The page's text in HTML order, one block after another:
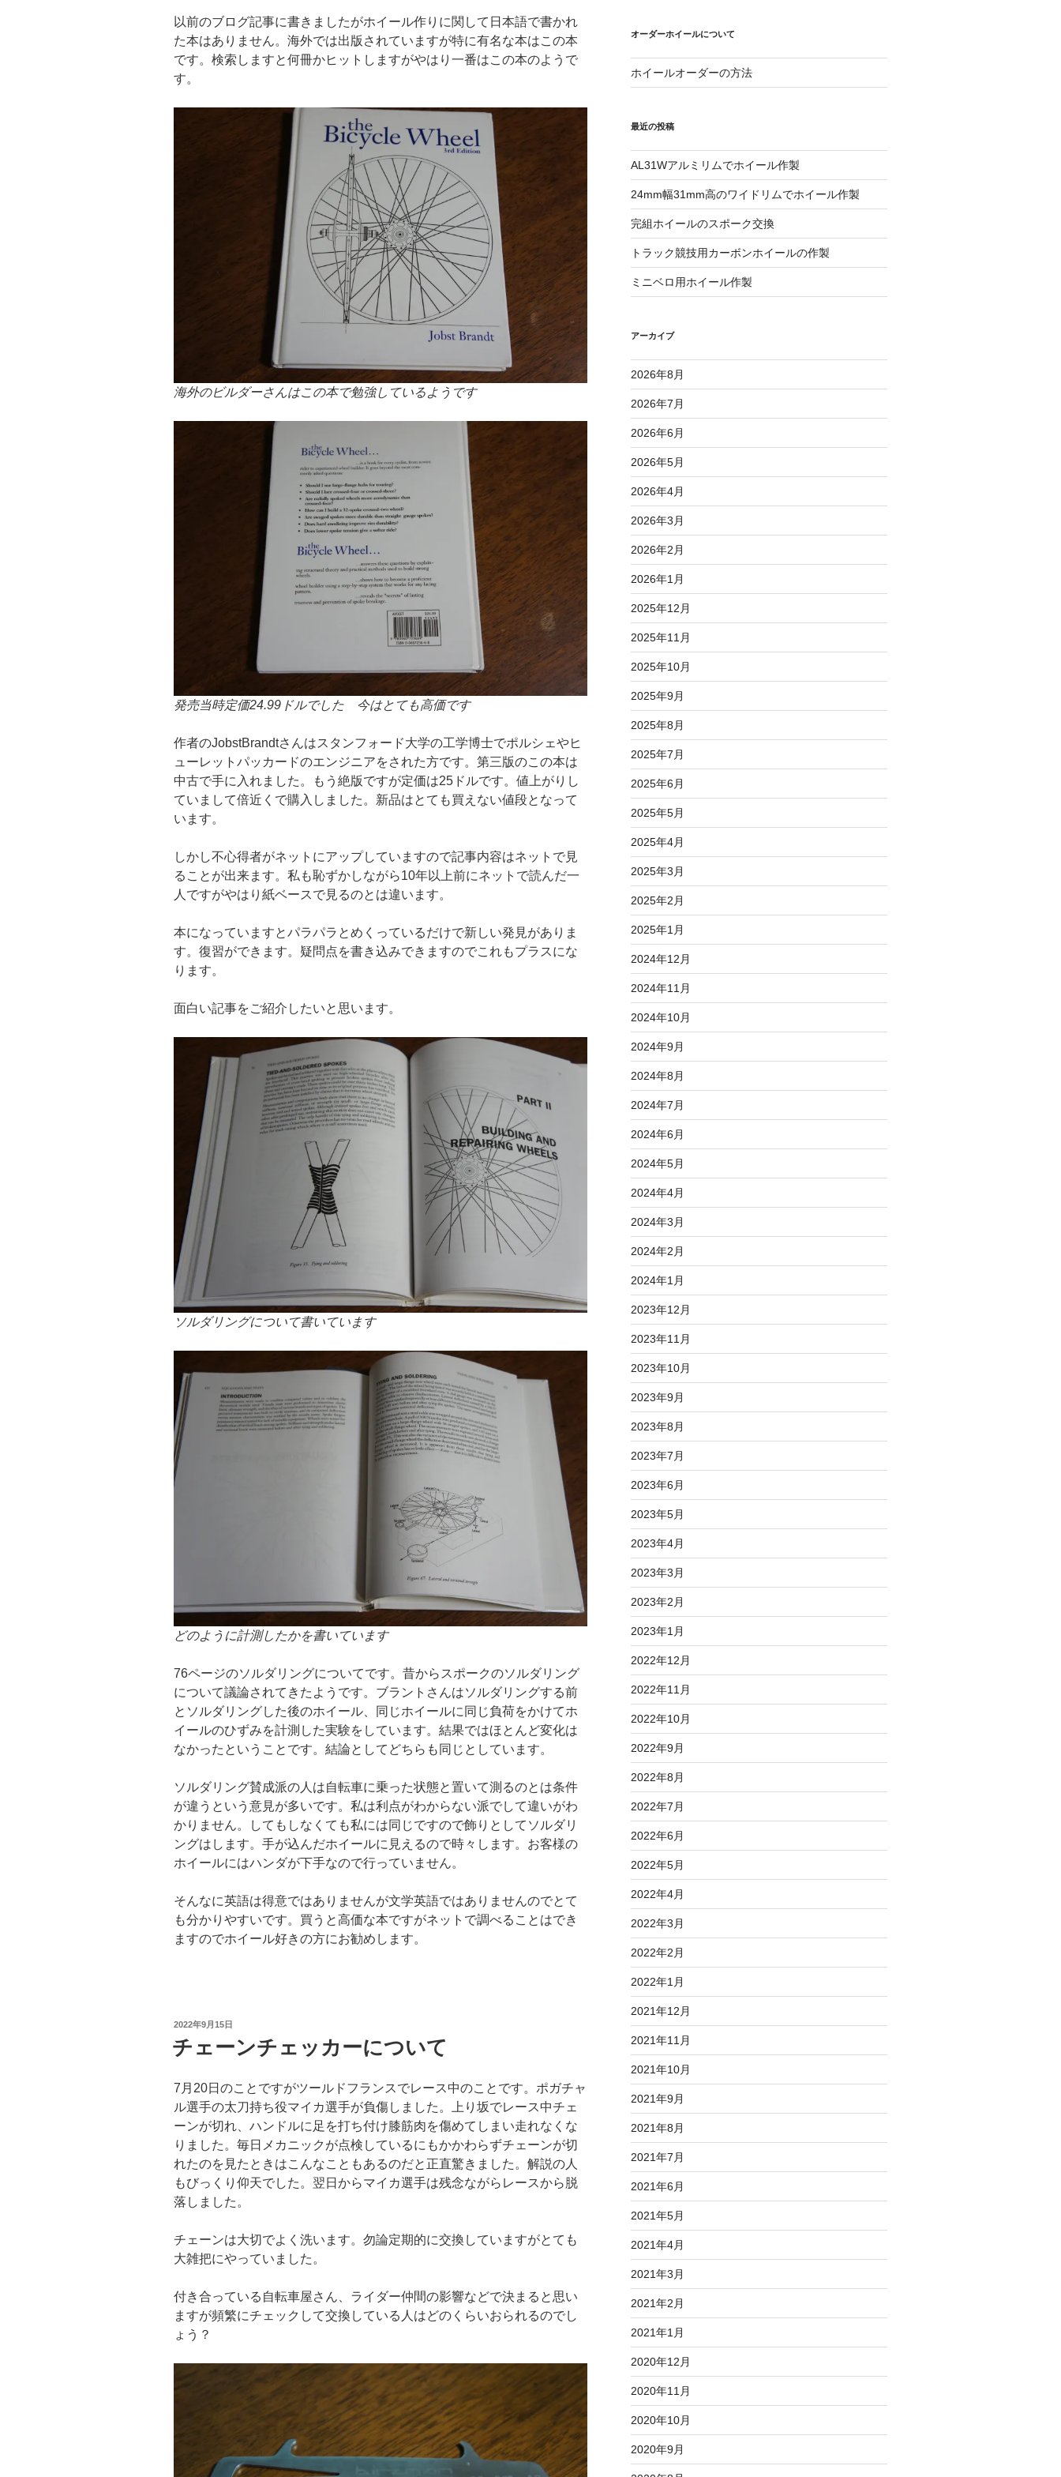
以前のブログ記事に書きましたがホイール作りに関して日本語で書かれ
た本はありません。海外では出版されていますが特に有名な本はこの本
です。検索しますと何冊かヒットしますがやはり一番はこの本のようで
す。
海外のビルダーさんはこの本で勉強しているようです
発売当時定価24.99ドルでした 今はとても高価です
作者のJobstBrandtさんはスタンフォード大学の工学博士でポルシェやヒ
ューレットパッカードのエンジニアをされた方です。第三版のこの本は
中古で手に入れました。もう絶版ですが定価は25ドルです。値上がりし
ていまして倍近くで購入しました。新品はとても買えない値段となって
います。
しかし不心得者がネットにアップしていますので記事内容はネットで見
ることが出来ます。私も恥ずかしながら10年以上前にネットで読んだ一
人ですがやはり紙ベースで見るのとは違います。
本になっていますとパラパラとめくっているだけで新しい発見がありま
す。復習ができます。疑問点を書き込みできますのでこれもプラスにな
ります。
面白い記事をご紹介したいと思います。
ソルダリングについて書いています
どのように計測したかを書いています
76ページのソルダリングについてです。昔からスポークのソルダリング
について議論されてきたようです。ブラントさんはソルダリングする前
とソルダリングした後のホイール、同じホイールに同じ負荷をかけてホ
イールのひずみを計測した実験をしています。結果ではほとんど変化は
なかったということです。結論としてどちらも同じとしています。
ソルダリング賛成派の人は自転車に乗った状態と置いて測るのとは条件
が違うという意見が多いです。私は利点がわからない派でして違いがわ
かりません。してもしなくても私には同じですので飾りとしてソルダリ
ングはします。手が込んだホイールに見えるので時々します。お客様の
ホイールにはハンダが下手なので行っていません。
そんなに英語は得意ではありませんが文学英語ではありませんのでとて
も分かりやすいです。買うと高価な本ですがネットで調べることはでき
ますのでホイール好きの方にお勧めします。
投
日:
2022年9月15日
チェーンチェッカーについて
7月20日のことですがツールドフランスでレース中のことです。ポガチャ
ル選手の太刀持ち役マイカ選手が負傷しました。上り坂でレース中チェ
ーンが切れ、ハンドルに足を打ち付け膝筋肉を傷めてしまい走れなくな
りました。毎日メカニックが点検しているにもかかわらずチェーンが切
れたのを見たときはこんなこともあるのだと正直驚きました。解説の人
もびっくり仰天でした。翌日からマイカ選手は残念ながらレースから脱
落しました。
チェーンは大切でよく洗います。勿論定期的に交換していますがとても
大雑把にやっていました。
付き合っている自転車屋さん、ライダー仲間の影響などで決まると思い
ますが頻繁にチェックして交換している人はどのくらいおられるのでし
ょう？
オーダーホイールについて
ホイールオーダーの方法
最近の投稿
AL31Wアルミリムでホイール作製
24mm幅31mm高のワイドリムでホイール作製
完組ホイールのスポーク交換
トラック競技用カーボンホイールの作製
ミニベロ用ホイール作製
アーカイブ
2026年8月
2026年7月
2026年6月
2026年5月
2026年4月
2026年3月
2026年2月
2026年1月
2025年12月
2025年11月
2025年10月
2025年9月
2025年8月
2025年7月
2025年6月
2025年5月
2025年4月
2025年3月
2025年2月
2025年1月
2024年12月
2024年11月
2024年10月
2024年9月
2024年8月
2024年7月
2024年6月
2024年5月
2024年4月
2024年3月
2024年2月
2024年1月
2023年12月
2023年11月
2023年10月
2023年9月
2023年8月
2023年7月
2023年6月
2023年5月
2023年4月
2023年3月
2023年2月
2023年1月
2022年12月
2022年11月
2022年10月
2022年9月
2022年8月
2022年7月
2022年6月
2022年5月
2022年4月
2022年3月
2022年2月
2022年1月
2021年12月
2021年11月
2021年10月
2021年9月
2021年8月
2021年7月
2021年6月
2021年5月
2021年4月
2021年3月
2021年2月
2021年1月
2020年12月
2020年11月
2020年10月
2020年9月